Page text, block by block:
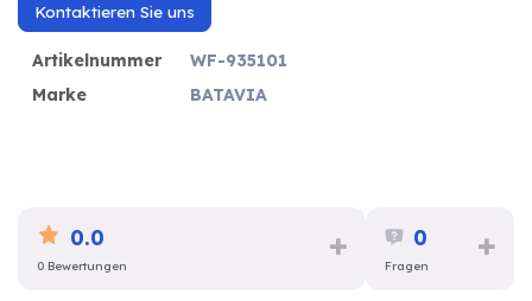
Kontaktieren Sie uns
Artikelnummer
WF-935101
Marke
BATAVIA
0.0
0 Bewertungen
0
Fragen